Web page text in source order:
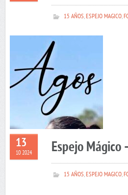
15 AÑOS,ESPEJO MAGICO,
13
10 2024 Espejo Mágico
15 AÑOS,ESPEJO MAGICO,